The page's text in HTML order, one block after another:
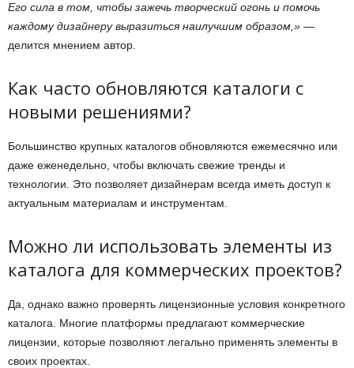
Его сила в том, чтобы зажечь творческий огонь и помочь
каждому дизайнеру выразиться наилучшим образом,» —
делится мнением автор.
Как часто обновляются каталоги с
новыми решениями?
Большинство крупных каталогов обновляются ежемесячно или
даже еженедельно, чтобы включать свежие тренды и
технологии. Это позволяет дизайнерам всегда иметь доступ к
актуальным материалам и инструментам.
Можно ли использовать элементы из
каталога для коммерческих проектов?
Да, однако важно проверять лицензионные условия конкретного
каталога. Многие платформы предлагают коммерческие
лицензии, которые позволяют легально применять элементы в
своих проектах.